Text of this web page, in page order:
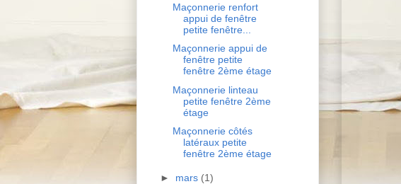
Maçonnerie renfort
appui de fenêtre
petite fenêtre...
Maçonnerie appui de
fenêtre petite
fenêtre 2ème étage
Maçonnerie linteau
petite fenêtre 2ème
étage
Maçonnerie côtés
latéraux petite
fenêtre 2ème étage
► mars (1)